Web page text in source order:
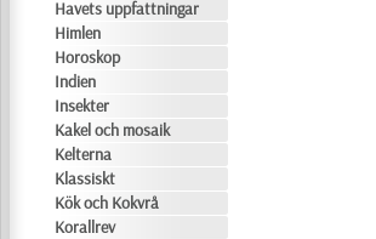
Havets uppfattningar
Himlen
Horoskop
Indien
Insekter
Kakel och mosaik
Kelterna
Klassiskt
Kök och Kokvrå
Korallrev